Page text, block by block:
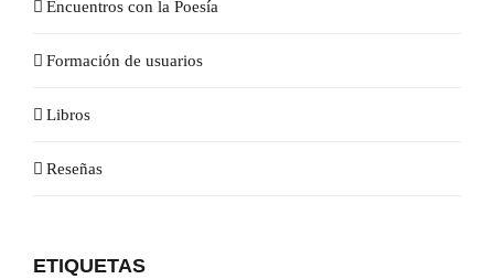
Encuentros con la Poesía
Formación de usuarios
Libros
Reseñas
ETIQUETAS